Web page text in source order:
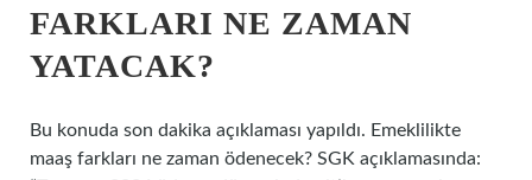
FARKLARI NE ZAMAN
YATACAK?
Bu konuda son dakika açıklaması yapıldı. Emeklilikte
maaş farkları ne zaman ödenecek? SGK açıklamasında: